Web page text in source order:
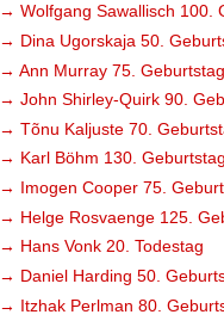
→ Wolfgang Sawallisch 100.
→ Dina Ugorskaja 50.
→ Ann Murray 75. Geburtstag
→ John Shirley-Quirk 90.
→ Tõnu Kaljuste 70.
→ Karl Böhm 130. Geburtstag
→ Imogen Cooper 75.
→ Helge Rosvaenge 125.
→ Hans Vonk 20. Todestag
→ Daniel Harding 50.
→ Itzhak Perlman 80.